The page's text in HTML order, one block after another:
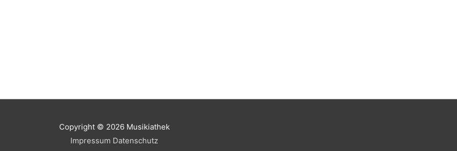
Copyright © 2026 Musikiathek
Impressum Datenschutz